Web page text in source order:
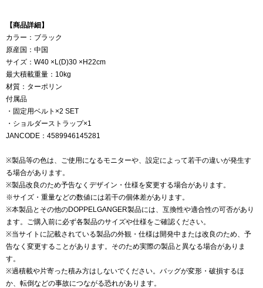
【商品詳細】
カラー：ブラック
原産国：中国
サイズ：W40 ×L(D)30 ×H22cm
最大積載重量：10kg
材質：ターポリン
付属品
・固定用ベルト×2 SET
・ショルダーストラップ×1
JANCODE：4589946145281
※製品等の色は、ご使用になるモニターや、設定によって若干の違いが発生す
る場合があります。
※製品改良のため予告なくデザイン・仕様を変更する場合があります。
※サイズ・重量などの数値には若干の個体差があります。
※本製品とその他のDOPPELGANGER製品には、互換性や適合性の可否があり
ます。ご購入前に必ず各製品のサイズや仕様をご確認ください。
※当サイトに記載されている製品の外観・仕様は開発中または改良のため、予
告なく変更することがあります。そのため実際の製品と異なる場合がありま
す。
※過積載や片寄った積み方はしないでください。バッグが変形・破損するほ
か、転倒などの事故につながる恐れがあります。